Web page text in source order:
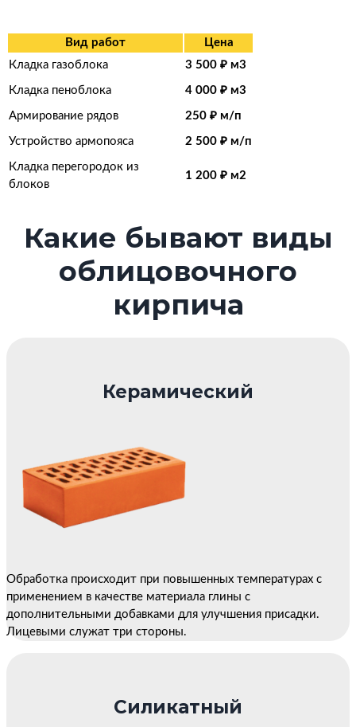
Вид работ
Цена
Кладка газоблока
3 500 ₽ м3
Кладка пеноблока 4 000 ₽ м3
Армирование рядов 250 ₽ м/п
Устройство армопояса 2 500 ₽ м/п
Кладка перегородок из
блоков
1 200 ₽ м2
Какие бывают виды
облицовочного
кирпича
Керамический
Обработка происходит при повышенных температурах с
применением в качестве материала глины с
дополнительными добавками для улучшения присадки.
Лицевыми служат три стороны.
Силикатный